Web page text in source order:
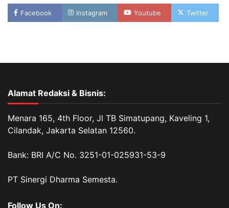
Facebook Instagram Youtube Twitter
Alamat Redaksi & Bisnis:
Menara 165, 4th Floor, Jl TB Simatupang, Kaveling 1,
Cilandak, Jakarta Selatan 12560.
Bank: BRI A/C No. 3251-01-025931-53-9
PT Sinergi Dharma Semesta.
Follow Us On: